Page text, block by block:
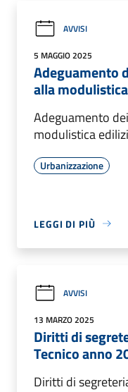
AVVISI
5 MAGGIO 2025
Adeguamento
alla
Adeguamento
modulistica
Urbanizzazione
LEGGI DI PIÙ
AVVISI
13 MARZO 2025
Diritti di
Tecnico anno
Diritti di